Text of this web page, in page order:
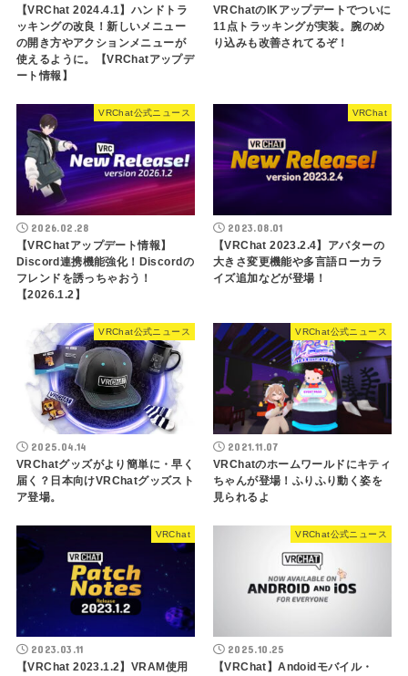
【VRChat 2024.4.1】ハンドトラ
ッキングの改良！新しいメニュー
の開き方やアクションメニューが
使えるように。【VRChatアップデ
ート情報】
VRChatのIKアップデートでついに
11点トラッキングが実装。腕のめ
り込みも改善されてるぞ！
VRChat公式ニュース
2026.02.28
【VRChatアップデート情報】
Discord連携機能強化！Discordの
フレンドを誘っちゃおう！
【2026.1.2】
VRChat
2023.08.01
【VRChat 2023.2.4】アバターの
大きさ変更機能や多言語ローカラ
イズ追加などが登場！
VRChat公式ニュース
2025.04.14
VRChatグッズがより簡単に・早く
届く？日本向けVRChatグッズスト
ア登場。
VRChat公式ニュース
2021.11.07
VRChatのホームワールドにキティ
ちゃんが登場！ふりふり動く姿を
見られるよ
VRChat
2023.03.11
【VRChat 2023.1.2】VRAM使用
VRChat公式ニュース
2025.10.25
【VRChat】Andoidモバイル・